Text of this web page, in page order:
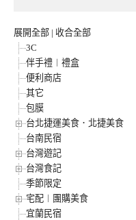
展開全部 | 收合全部
3C
伴手禮︱禮盒
便利商店
其它
包膜
台北捷運美食．北捷美食
台南民宿
台灣遊記
台灣食記
季節限定
宅配︱團購美食
宜蘭民宿